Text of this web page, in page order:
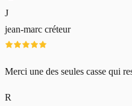
J
jean-marc créteur
Merci une des seules casse qui
R